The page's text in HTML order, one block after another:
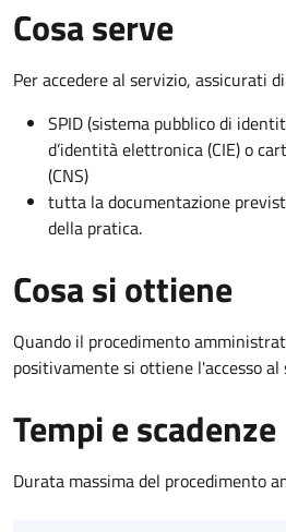
Cosa serve
Per accedere al servizio, assicurati
SPID (sistema pubblico di
d’identità elettronica (CIE) o
(CNS)
tutta la documentazione
della pratica.
Cosa si ottiene
Quando il procedimento
positivamente si ottiene l'accesso al
Tempi e scadenze
Durata massima del procedimento